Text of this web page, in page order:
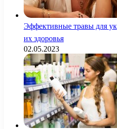
Эффективные травы для
их здоровья
02.05.2023